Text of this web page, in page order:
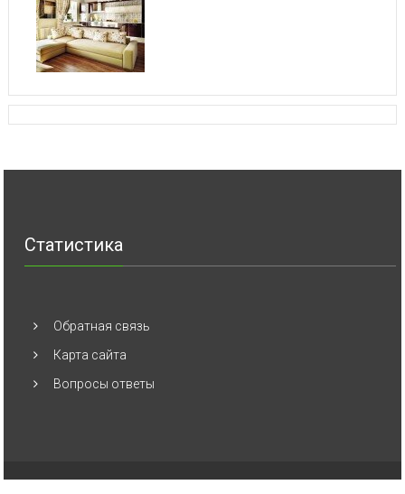
Статистика
Обратная связь
Карта сайта
Вопросы ответы